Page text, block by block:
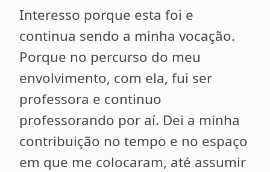
Interesso porque esta foi e
continua sendo a minha vocação.
Porque no percurso do meu
envolvimento, com ela, fui ser
professora e continuo
professorando por aí. Dei a minha
contribuição no tempo e no espaço
em que me colocaram, até assumir